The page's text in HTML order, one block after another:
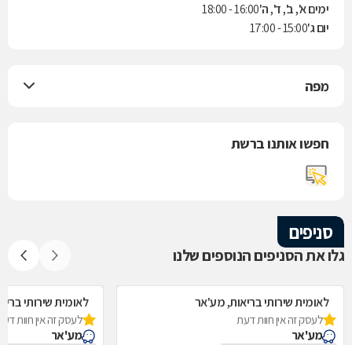
ימים א', ב', ד', ה'16:00 - 18:00
יום ג'15:00 - 17:00
מפה
חפשו אותנו ברשת
סניפים
גלו את הסניפים הנוספים שלנו
לאומית שירותי בריאות, מע'אר
לעסק זה אין חוות דעת
מע'אר
לאומית שירותי
לעסק זה אין חוות
מע'אר